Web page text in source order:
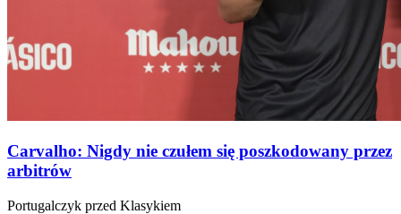
Carvalho: Nigdy nie czułem się poszkodowany przez
arbitrów
Portugalczyk przed Klasykiem